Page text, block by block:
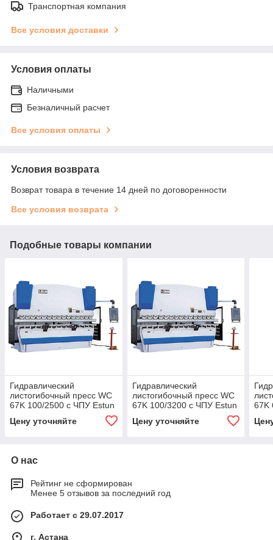
Транспортная компания
Все условия доставки
Условия оплаты
Наличными
Безналичный расчет
Все условия оплаты
Условия возврата
Возврат товара в течение 14 дней по договоренности
Все условия возврата
Подобные товары компании
Гидравлический
листогибочный пресс WC
67K 100/2500 с ЧПУ Estun
Цену уточняйте
Гидравлический
листогибочный пресс WC
67K 100/3200 с ЧПУ Estun
Цену уточняйте
67K
О нас
Рейтинг не сформирован
Менее 5 отзывов за последний год
Работает с 29.07.2017
г. Астана